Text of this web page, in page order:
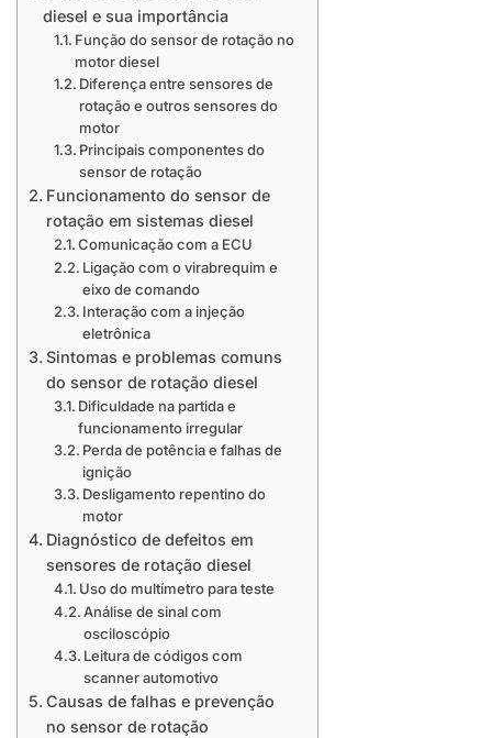
diesel e sua importância
Função do sensor de rotação no
motor diesel
Diferença entre sensores de
rotação e outros sensores do
motor
Principais componentes do
sensor de rotação
Funcionamento do sensor de
rotação em sistemas diesel
Comunicação com a ECU
Ligação com o virabrequim e
eixo de comando
Interação com a injeção
eletrônica
Sintomas e problemas comuns
do sensor de rotação diesel
Dificuldade na partida e
funcionamento irregular
Perda de potência e falhas de
ignição
Desligamento repentino do
motor
Diagnóstico de defeitos em
sensores de rotação diesel
Uso do multímetro para teste
Análise de sinal com
osciloscópio
Leitura de códigos com
scanner automotivo
Causas de falhas e prevenção
no sensor de rotação